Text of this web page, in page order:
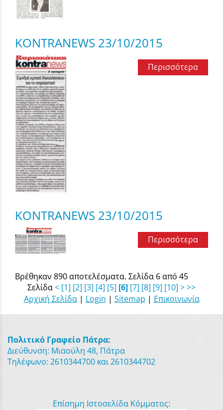
KONTRANEWS 23/10/2015
Περισσότερα
KONTRANEWS 23/10/2015
Περισσότερα
Βρέθηκαν 890 αποτελέσματα. Σελίδα 6 από 45
Σελίδα< [1] [2] [3] [4] [5] [6] [7] [8] [9] [10] >>>
Αρχική Σελίδα| Login | Sitemap | Επικοινωνία
Πολιτικό Γραφείο Πάτρα:
Διεύθυνση: Μιαούλη 48, Πάτρα
Τηλέφωνο: 2610344700 και 2610344702
Επίσημη Ιστοσελίδα Κόμματος: